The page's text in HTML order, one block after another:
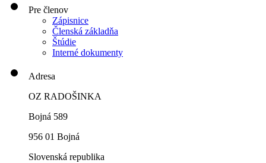
Pre členov
Zápisnice
Členská základňa
Štúdie
Interné dokumenty
Adresa
OZ RADOŠINKA
Bojná 589
956 01 Bojná
Slovenská republika